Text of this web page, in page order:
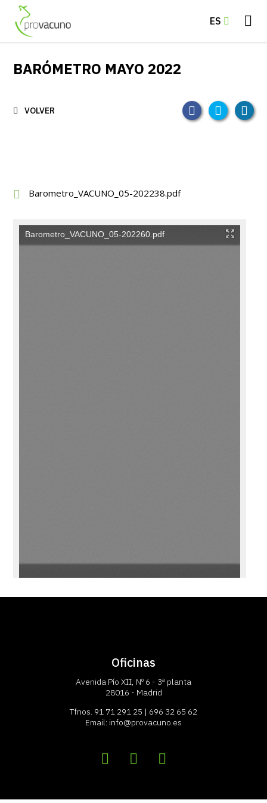
ES
BARÓMETRO MAYO 2022
VOLVER
Barometro_VACUNO_05-202238.pdf
Oficinas
Avenida Pío XII, Nº 6 - 3ª planta
28016 - Madrid
Tfnos. 91 71 291 25 | 696 32 65 62
Email: info@provacuno.es